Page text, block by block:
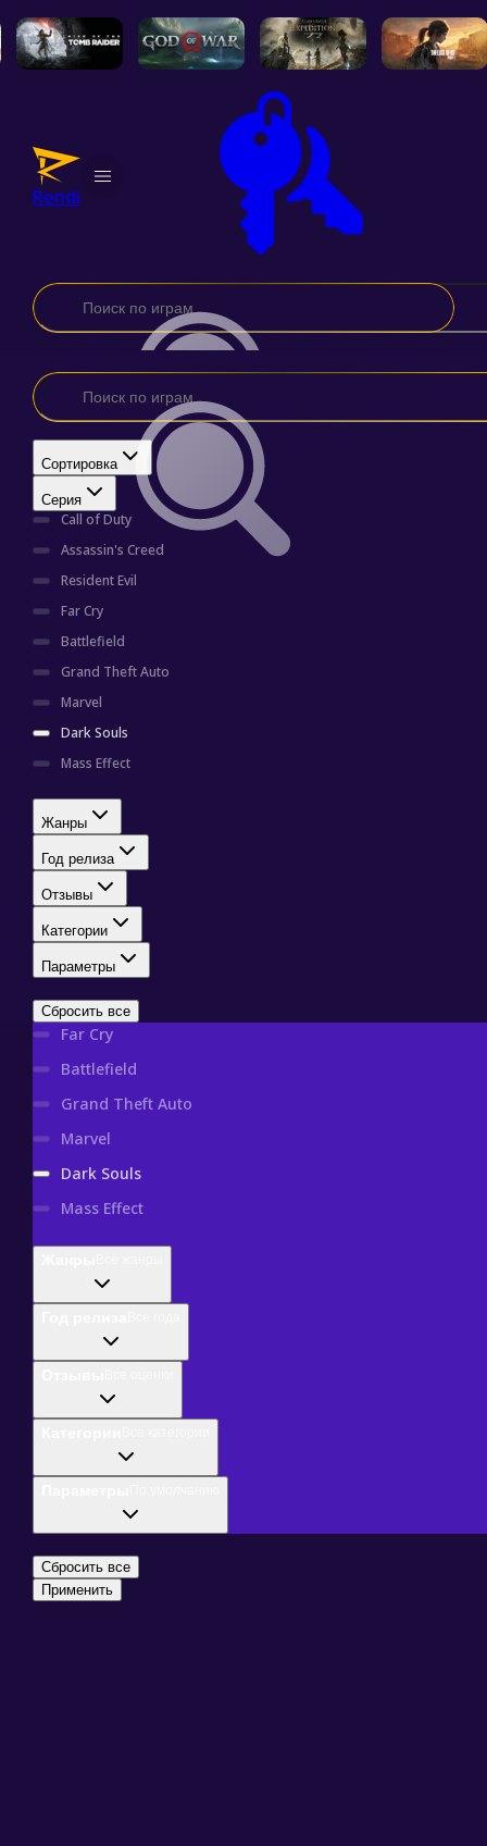
Rendi
Сортировка
Серия
Call of Duty
Assassin's Creed
Resident Evil
Far Cry
Battlefield
Grand Theft Auto
Marvel
Dark Souls
Mass Effect
Жанры
Год релиза
Отзывы
Категории
Параметры
Сбросить все
Настройки списка
Сортировка
СерияDark Souls
Call of Duty
Assassin's Creed
Resident Evil
Far Cry
Battlefield
Grand Theft Auto
Marvel
Dark Souls
Mass Effect
Сбросить все
Применить
Каталог
Новинки
Добавить игру
Поддержка
Контакты
Договор оферты
Политика конфиденциальности
Ответы на вопросы
Инструкция по активации
Наша группа
ВКонтакте
Наша группа
Телеграм
Остались вопросы?
Служба поддержки
© 2026 Rendi